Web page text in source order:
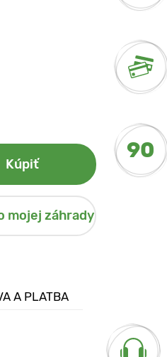
Kúpiť
mojej záhrady
90
A PLATBA